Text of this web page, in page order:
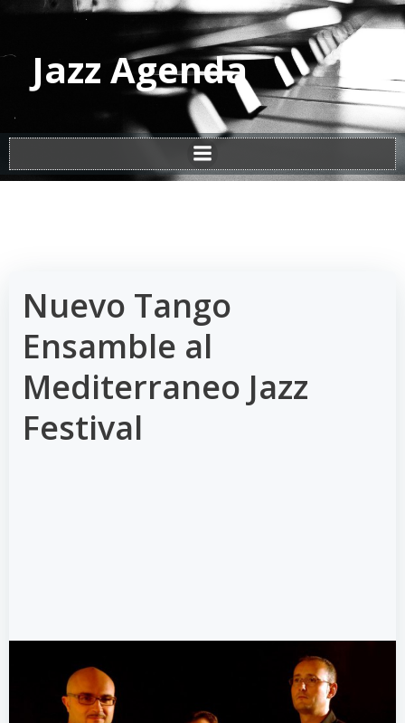
Vai
al
contenuto
Jazz Agenda
Nuevo Tango
Ensamble al
Mediterraneo Jazz
Festival